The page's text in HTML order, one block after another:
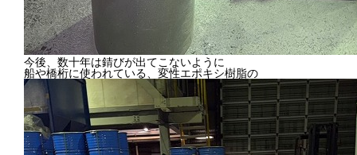
今後、数十年は錆びが出てこないように
船や橋桁に使われている、変性エポキシ樹脂の